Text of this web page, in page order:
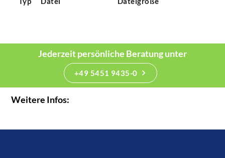
Jederzeit persönliche Beratung unter
+49 5451 9435-0
Weitere Infos: